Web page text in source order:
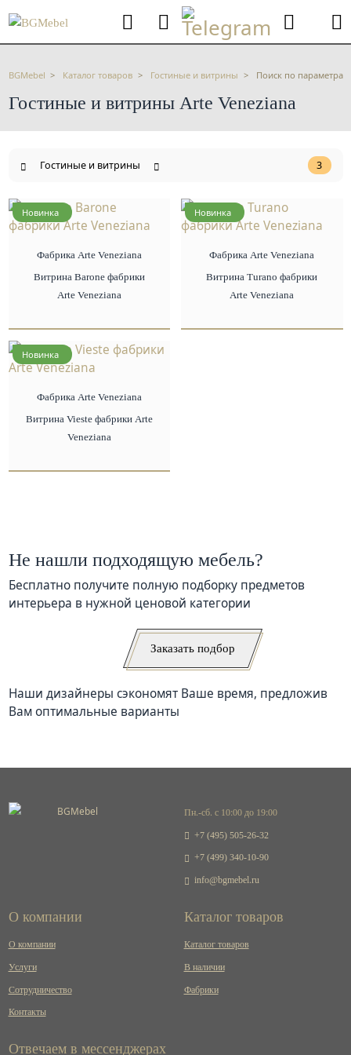
BGMebel Каталог товаров Гостиные и витрины Поиск по параметрам
Гостиные и витрины Arte Veneziana
Гостиные и витрины 3
Фабрика Arte Veneziana
Витрина Barone фабрики
Arte Veneziana
Новинка
Фабрика Arte Veneziana
Витрина Turano фабрики
Arte Veneziana
Новинка
Фабрика Arte Veneziana
Витрина Vieste фабрики Arte
Veneziana
Новинка
Не нашли подходящую мебель?
Бесплатно получите полную подборку предметов
интерьера в нужной ценовой категории
Заказать подбор
Наши дизайнеры сэкономят Ваше время, предложив
Вам оптимальные варианты
Пн.-сб. с 10:00 до 19:00
+7 (495) 505-26-32
+7 (499) 340-10-90
info@bgmebel.ru
О компании
О компании
Услуги
Сотрудничество
Контакты
Каталог товаров
Каталог товаров
В наличии
Фабрики
Отвечаем в мессенджерах